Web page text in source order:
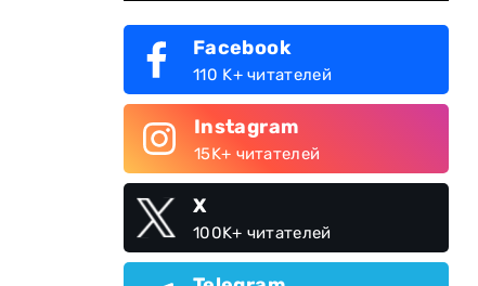
Facebook
110 K+ читателей
Instagram
15K+ читателей
X
100K+ читателей